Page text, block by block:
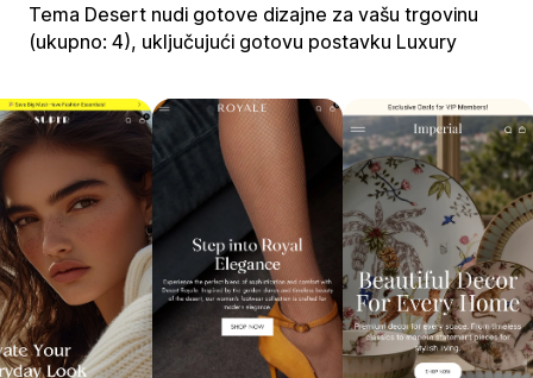
Tema Desert nudi gotove dizajne za vašu trgovinu
(ukupno: 4), uključujući gotovu postavku Luxury